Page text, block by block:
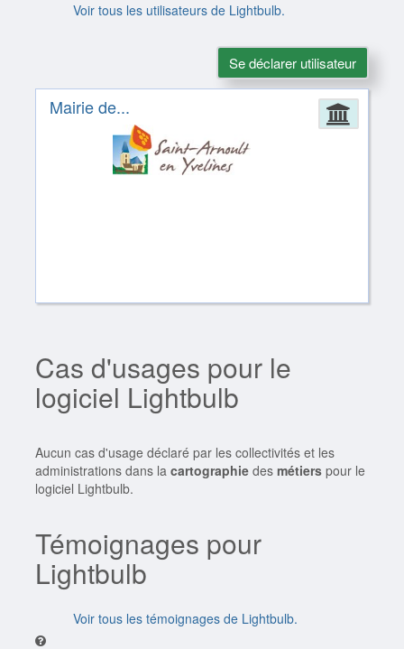
Voir tous les utilisateurs de Lightbulb.
Se déclarer utilisateur
Mairie de...
Cas d'usages pour le
logiciel Lightbulb
Aucun cas d'usage déclaré par les collectivités et les
administrations dans lacartographie desmétiers pour le
logiciel Lightbulb.
Témoignages pour
Lightbulb
Voir tous les témoignages de Lightbulb.